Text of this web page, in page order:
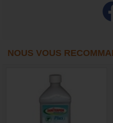
NOUS VOUS